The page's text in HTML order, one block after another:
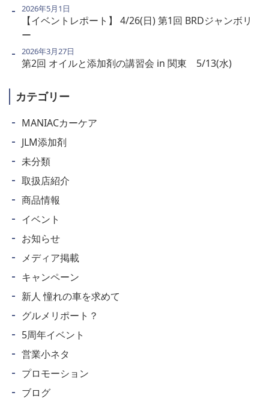
【イベントレポート】 4/26(日) 第1回 BRDジャンボリ
ー
2026年5月1日
第2回 オイルと添加剤の講習会 in 関東 5/13(水)
2026年3月27日
カテゴリー
MANIACカーケア
JLM添加剤
未分類
取扱店紹介
商品情報
イベント
お知らせ
メディア掲載
キャンペーン
新人 憧れの車を求めて
グルメリポート？
5周年イベント
営業小ネタ
プロモーション
ブログ